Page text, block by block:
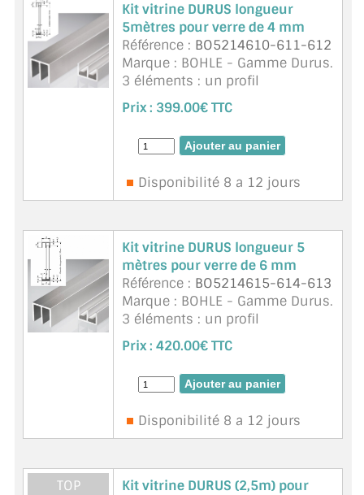
Kit vitrine DURUS longueur
5mètres pour verre de 4 mm
Référence : BO5214610-611-612
Marque : BOHLE - Gamme Durus.
3 éléments : un profil
aluminium bas BO5214611 , 4
joints d'insertion de 2m50 dans
les 2 rails du profil bas
BO5214612, un profil aluminium
mm ...suite
Prix : 399.00€ TTC
Disponibilité 8 a 12 jours
Kit vitrine DURUS longueur 5
mètres pour verre de 6 mm
Référence : BO5214615-614-613
Marque : BOHLE - Gamme Durus.
3 éléments : un profil
aluminium bas BO5214614 , 4
joints d'insertion de 2m50 dans
les 2 rails du profil bas
BO5214615, un profil aluminium
mm ...suite
Prix : 420.00€ TTC
Disponibilité 8 a 12 jours
TOP Kit vitrine DURUS (2,5m) pour